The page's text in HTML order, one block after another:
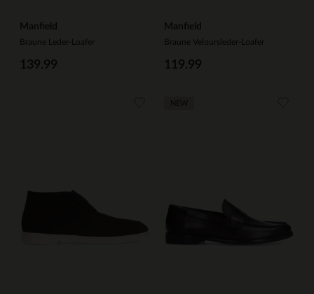
Manfield
Braune Leder-Loafer
139.99
Manfield
Braune Veloursleder-Loafer
119.99